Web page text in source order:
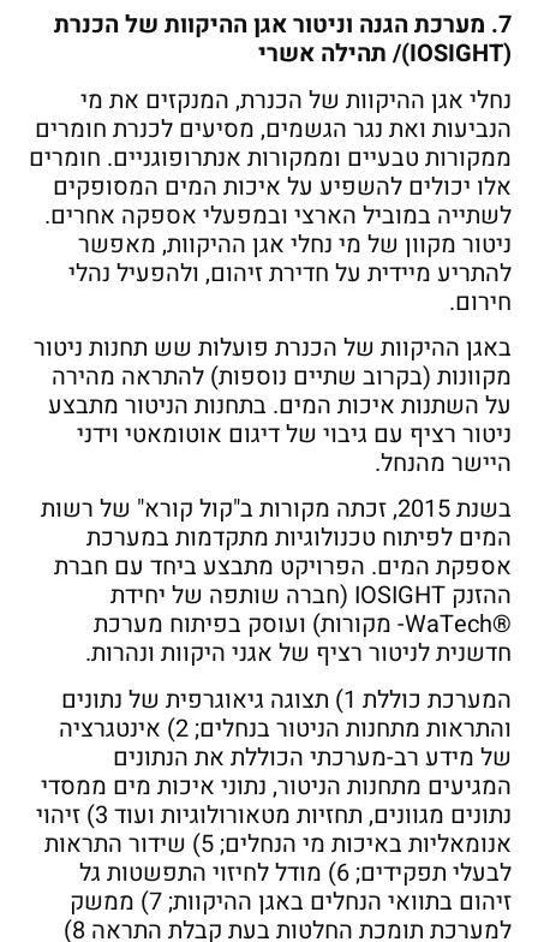
7. מערכת הגנה וניטור אגן ההיקוות של הכנרת
(IOSIGHT)/ תהילה אשרי
נחלי אגן ההיקוות של הכנרת, המנקזים את מי
הנביעות ואת נגר הגשמים, מסיעים לכנרת חומרים
ממקורות טבעיים וממקורות אנתרופוגניים. חומרים
אלו יכולים להשפיע על איכות המים המסופקים
לשתייה במוביל הארצי ובמפעלי אספקה אחרים.
ניטור מקוון של מי נחלי אגן ההיקוות, מאפשר
להתריע מיידית על חדירת זיהום, ולהפעיל נהלי
חירום.
באגן ההיקוות של הכנרת פועלות שש תחנות ניטור
מקוונות (בקרוב שתיים נוספות) להתראה מהירה
על השתנות איכות המים. בתחנות הניטור מתבצע
ניטור רציף עם גיבוי של דיגום אוטומאטי וידני
היישר מהנחל.
בשנת 2015, זכתה מקורות ב"קול קורא" של רשות
המים לפיתוח טכנולוגיות מתקדמות במערכת
אספקת המים. הפרויקט מתבצע ביחד עם חברת
ההזנק IOSIGHT (חברה שותפה של יחידת
®WaTech- מקורות) ועוסק בפיתוח מערכת
חדשנית לניטור רציף של אגני היקוות ונהרות.
המערכת כוללת 1) תצוגה גיאוגרפית של נתונים
והתראות מתחנות הניטור בנחלים; 2) אינטגרציה
של מידע רב-מערכתי הכוללת את הנתונים
המגיעים מתחנות הניטור, נתוני איכות מים ממסדי
נתונים מגוונים, תחזיות מטאורולוגיות ועוד 3) זיהוי
אנומאליות באיכות מי הנחלים; 5) שידור התראות
לבעלי תפקידים; 6) מודל לחיזוי התפשטות גל
זיהום בתוואי הנחלים באגן ההיקוות; 7) ממשק
למערכת תומכת החלטות בעת קבלת התראה 8)